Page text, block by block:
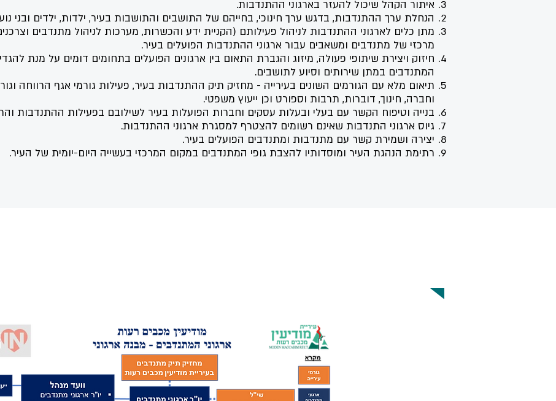
איתור הקהל שיכול להעזר בארגוני ההתנדבות.
הנחלת ערך ההתנדבות, בדגש ערך חינוכי, בחייהם של התושבים והתושבות בעיר, ילדות, ילדים ובני
מתן כלים לארגוני ההתנדבות לניהול פעילותם (הקניית ידע והכשרות, מערכות לניהול מתנדבים
מרכזי של מתנדבים ומשאבים עבור ארגוני ההתנדבות הפועלים בעיר.
חיזוק ויצירת שיתופי פעולה, מיזוג והגברת התאום בין ארגונים הפועלים בתחומים דומים על מנת
המתנדבים במתן שירותים וסיוע לתושבים.
תיאום מלא עם הגורמים השונים בעירייה - מחזיק תיק ההתנדבות בעיר, פעילות גורמי אגף הרווחה
וחברה, חינוך, דוברות, תרבות וספורט וכן ייעוץ משפטי.
בנייה וטיפוח הקשר עם בעלי ובעלות עסקים וחברות הפועלות בעיר לשילובם בפעילות ההתנדבות
גיוס ארגוני התנדבות שאינם רשומים להצטרף למסגרת ארגוני ההתנדבות.
יצירה ושמירת קשר עם מתנדבות ומתנדבים הפועלים בעיר.
רתימת הנהגת העיר ומוסדותיו להצבת גופי המתנדבים במקום המרכזי בעשייה היום-יומית של העיר.